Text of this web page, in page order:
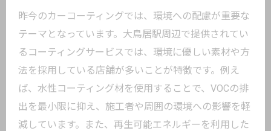
昨今のカーコーティングでは、環境への配慮が重要な
テーマとなっています。大鳥居駅周辺で提供されてい
るコーティングサービスでは、環境に優しい素材や方
法を採用している店舗が多いことが特徴です。例え
ば、水性コーティング材を使用することで、VOCの排
出を最小限に抑え、施工者や周囲の環境への影響を軽
減しています。また、再生可能エネルギーを利用した